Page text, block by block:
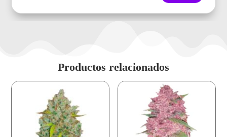
Productos relacionados